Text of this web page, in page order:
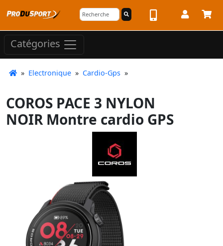
Catégories
» Electronique » Cardio-Gps »
COROS PACE 3 NYLON
NOIR Montre cardio GPS